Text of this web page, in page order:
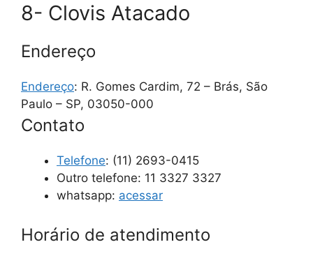
8- Clovis Atacado
Endereço
Endereço: R. Gomes Cardim, 72 – Brás, São
Paulo – SP, 03050-000
Contato
Telefone: (11) 2693-0415
Outro telefone: 11 3327 3327
whatsapp: acessar
Horário de atendimento